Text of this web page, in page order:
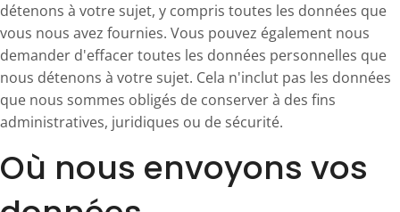
détenons à votre sujet, y compris toutes les données que
vous nous avez fournies. Vous pouvez également nous
demander d'effacer toutes les données personnelles que
nous détenons à votre sujet. Cela n'inclut pas les données
que nous sommes obligés de conserver à des fins
administratives, juridiques ou de sécurité.
Où nous envoyons vos